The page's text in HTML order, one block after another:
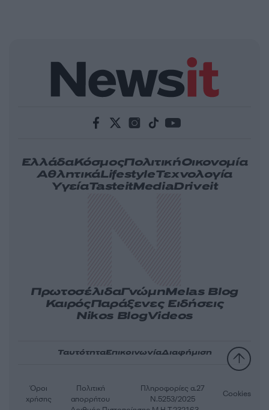
ΕλλάδαΚόσμοςΠολιτικήΟικονομία
ΑθλητικάLifestyleΤεχνολογία
ΥγείαTasteitMediaDriveit
ΠρωτοσέλιδαΓνώμηMelas Blog
ΚαιρόςΠαράξενες Ειδήσεις
Nikos BlogVideos
ΤαυτότηταΕπικοινωνίαΔιαφήμιση
Όροι
χρήσης
Πολιτική
απορρήτου
Πληροφορίες α.27
Ν.5253/2025
Cookies